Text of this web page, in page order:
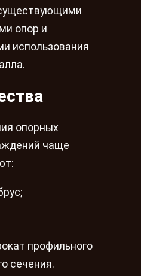
опор и
использования
опорных
чаще
профильного
сечения.